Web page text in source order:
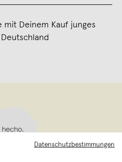
mit Deinem Kauf junges
Datenschutzbestimmungen